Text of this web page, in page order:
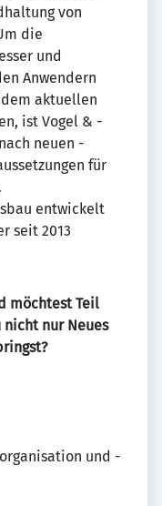
von
die
und
Anwendern
aktuellen
ist ­Vogel ­&­
neuen
für
entwickelt
seit 2013
möchtest Teil
nicht nur Neues
und -